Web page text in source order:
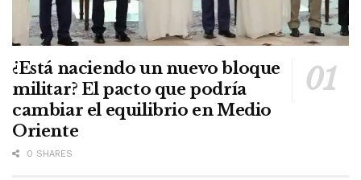
¿Está naciendo un nuevo bloque
militar? El pacto que podría
cambiar el equilibrio en Medio
Oriente
0 SHARES